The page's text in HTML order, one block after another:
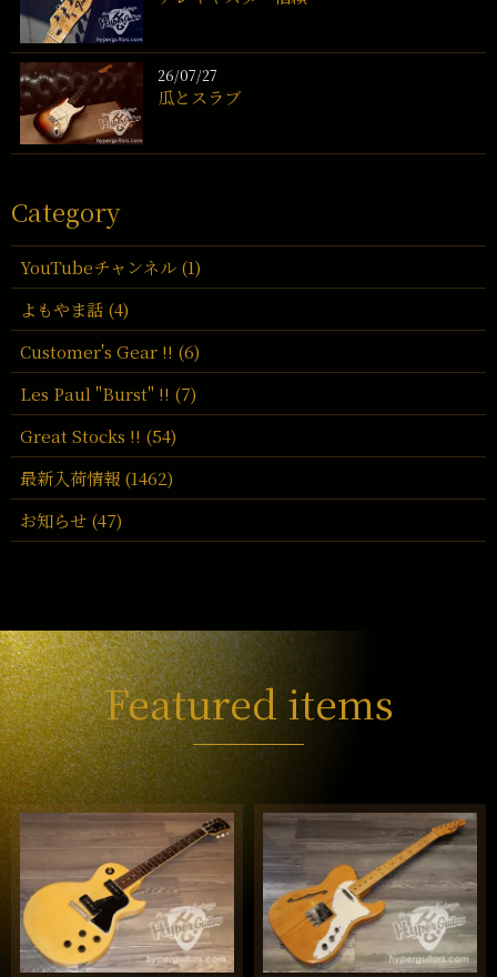
26/07/27
瓜とスラブ
Category
YouTubeチャンネル (1)
よもやま話 (4)
Customer's Gear !! (6)
Les Paul "Burst" !! (7)
Great Stocks !! (54)
最新入荷情報 (1462)
お知らせ (47)
Featured items